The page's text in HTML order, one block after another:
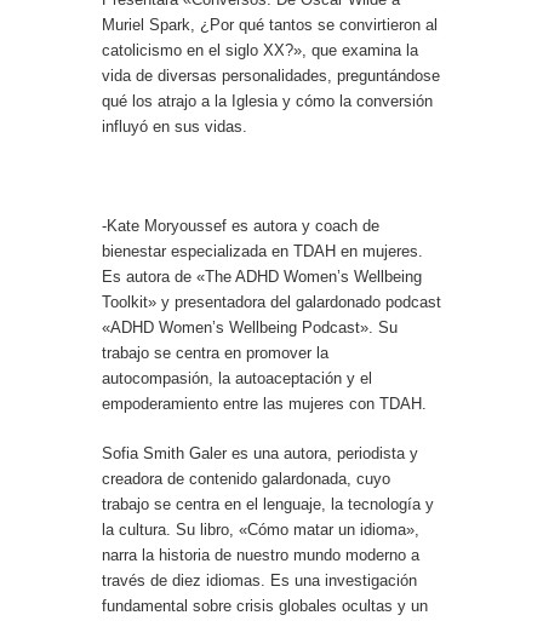
Muriel Spark, ¿Por qué tantos se convirtieron al
catolicismo en el siglo XX?», que examina la
vida de diversas personalidades, preguntándose
qué los atrajo a la Iglesia y cómo la conversión
influyó en sus vidas.
-Kate Moryoussef es autora y coach de
bienestar especializada en TDAH en mujeres.
Es autora de «The ADHD Women’s Wellbeing
Toolkit» y presentadora del galardonado podcast
«ADHD Women’s Wellbeing Podcast». Su
trabajo se centra en promover la
autocompasión, la autoaceptación y el
empoderamiento entre las mujeres con TDAH.
Sofia Smith Galer es una autora, periodista y
creadora de contenido galardonada, cuyo
trabajo se centra en el lenguaje, la tecnología y
la cultura. Su libro, «Cómo matar un idioma»,
narra la historia de nuestro mundo moderno a
través de diez idiomas. Es una investigación
fundamental sobre crisis globales ocultas y un